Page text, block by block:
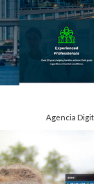
Agencia